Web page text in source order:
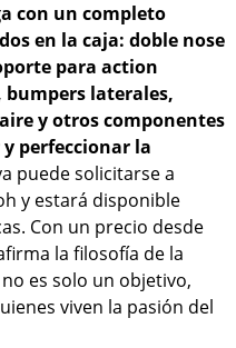
con un completo
en la caja: doble nose
para action
bumpers laterales,
y otros componentes
perfeccionar la
puede solicitarse a
y estará disponible
Con un precio desde
la filosofía de la
es solo un objetivo,
viven la pasión del